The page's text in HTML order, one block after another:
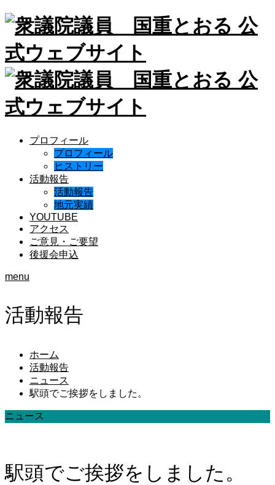
プロフィール
プロフィール
ヒストリー
活動報告
活動報告
地元実績
YOUTUBE
アクセス
ご意見・ご要望
後援会申込
menu
活動報告
ホーム
活動報告
ニュース
駅頭でご挨拶をしました。
ニュース
駅頭でご挨拶をしました。